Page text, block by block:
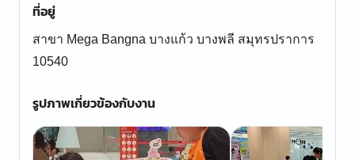
ที่อยู่
สาขา Mega Bangna บางแก้ว บางพลี สมุทรปราการ
10540
รูปภาพเกี่ยวข้องกับงาน